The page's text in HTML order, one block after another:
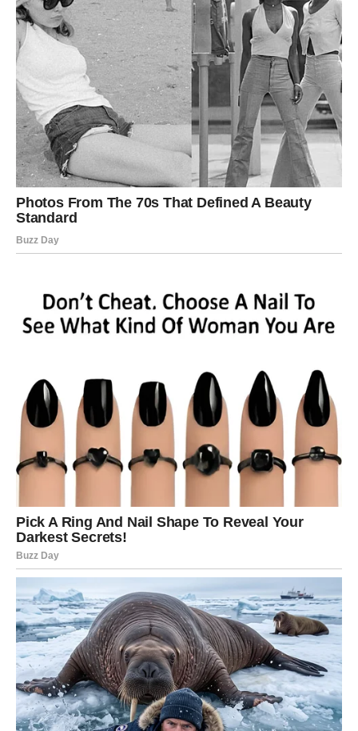
Unutrašnja transformacija – ključ
svega
Suočavanje sa sopstvenim emocijama
Jedan od najvažnijih aspekata ovog perioda jeste
unutrašnji proces kroz koji prolazite. Istina ne dolazi
samo spolja – ona se rađa i unutar vas. Bikovi će biti
primorani da se suoče sa sopstvenim osećanjima,
željama i strahovima koje su možda dugo potiskivali.
Ovaj proces može doneti intenzivne emocije, ali i duboko
ima dugoročan uticaj na vašu ličnost i način na koji
doživljavate svet oko sebe.
Naredni dani označavaju simboličan kraj jednog životnog
ciklusa. Ono što je trajalo, ali više nema stabilnu osnovu,
sada se završava ili menja oblik. Istovremeno, otvara se
prostor za nešto novo – ali tek nakon što se istina u
potpunosti prihvati.
Bikovi ulaze u fazu u kojoj više nema mesta za
zadržavanje na starim obrascima. Sve što dolazi ima
snažan uticaj na vašu budućnost i vodi vas ka drugačijem,
autentičnijem putu.